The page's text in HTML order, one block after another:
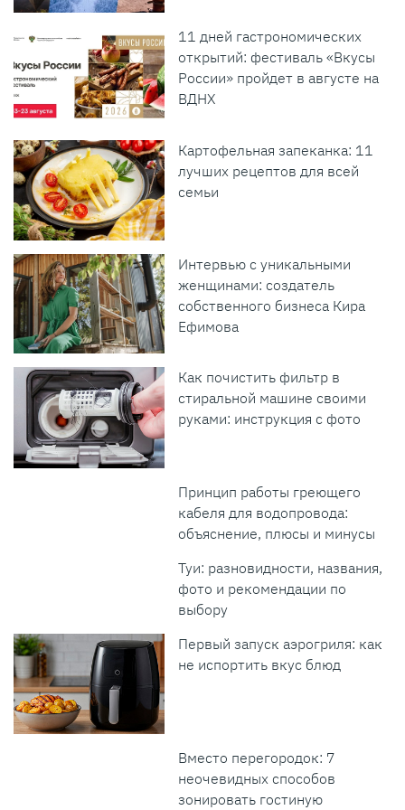
11 дней гастрономических
открытий: фестиваль «Вкусы
России» пройдет в августе на
ВДНХ
Картофельная запеканка: 11
лучших рецептов для всей
семьи
Интервью с уникальными
женщинами: создатель
собственного бизнеса Кира
Ефимова
Как почистить фильтр в
стиральной машине своими
руками: инструкция с фото
Принцип работы греющего
кабеля для водопровода:
объяснение, плюсы и минусы
Туи: разновидности, названия,
фото и рекомендации по
выбору
Первый запуск аэрогриля: как
не испортить вкус блюд
Вместо перегородок: 7
неочевидных способов
зонировать гостиную